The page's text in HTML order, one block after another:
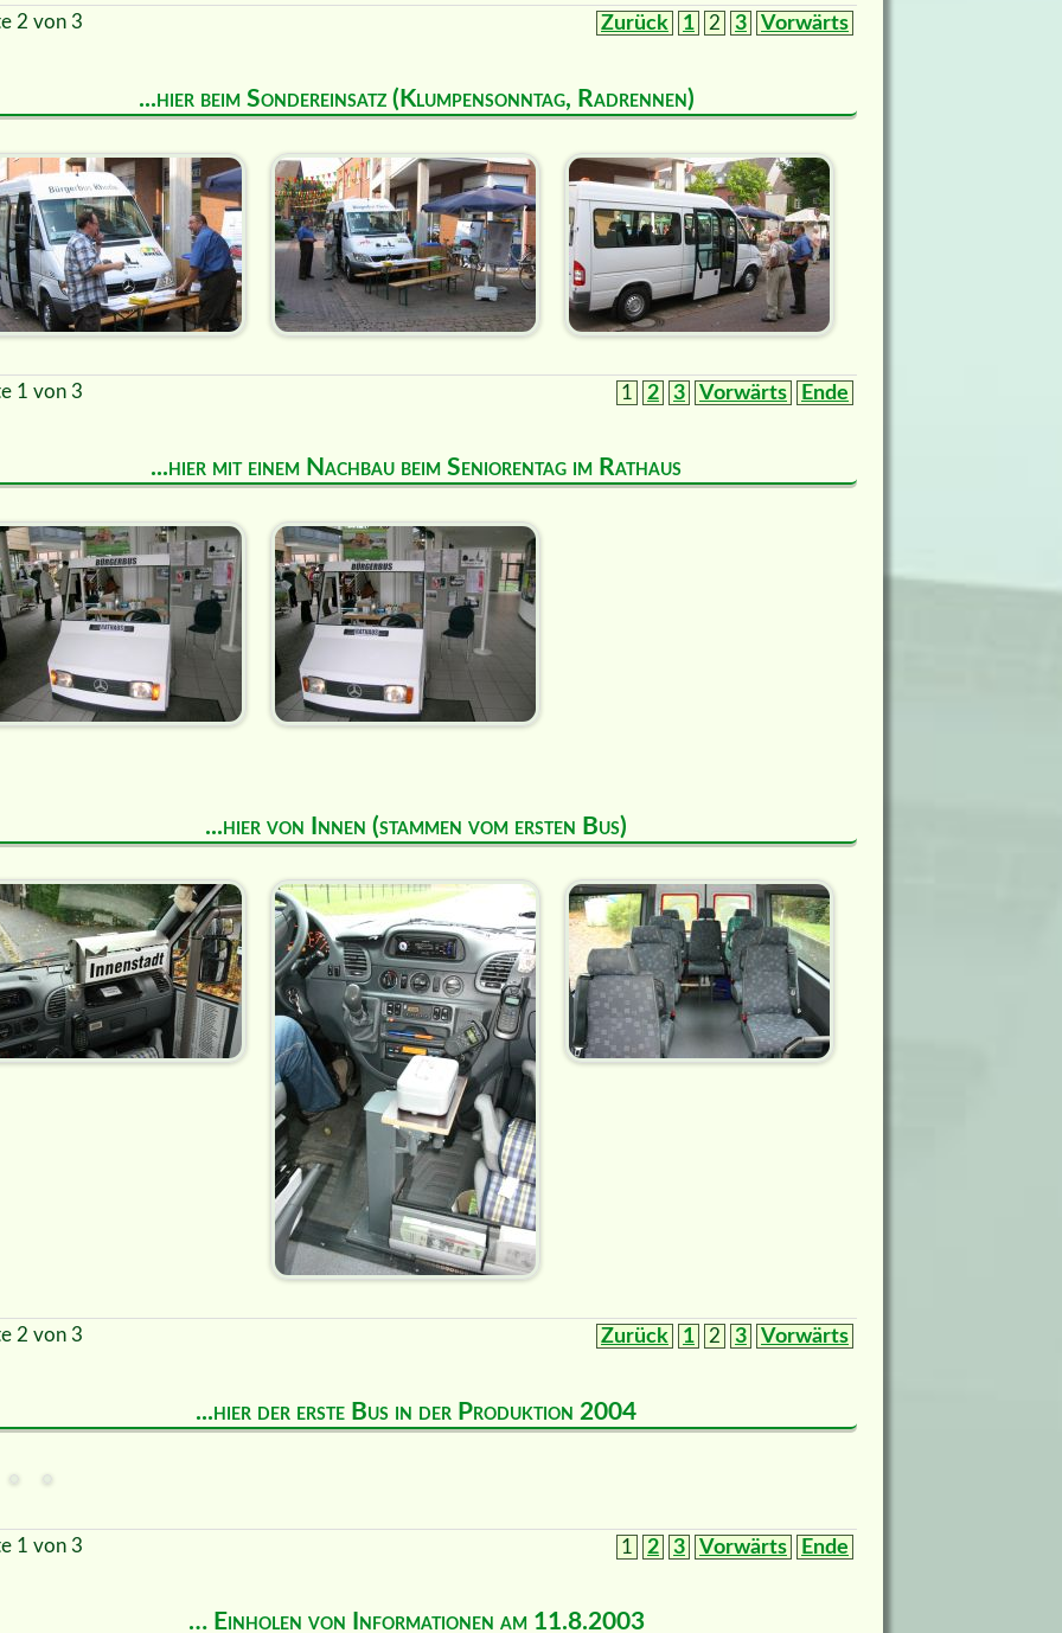
2 von 3 Zurück 1 2 3 Vorwärts
...hier beim Sondereinsatz (Klumpensonntag, Radrennen)
1 von 3 1 2 3 Vorwärts Ende
...hier mit einem Nachbau beim Seniorentag im Rathaus
...hier von Innen (stammen vom ersten Bus)
2 von 3 Zurück 1 2 3 Vorwärts
...hier der erste Bus in der Produktion 2004
1 von 3 1 2 3 Vorwärts Ende
… Einholen von Informationen am 11.8.2003